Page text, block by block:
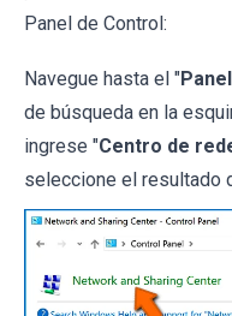
Panel de Control:
Navegue hasta el "
de búsqueda en la
ingrese "Centro de
seleccione el resultado